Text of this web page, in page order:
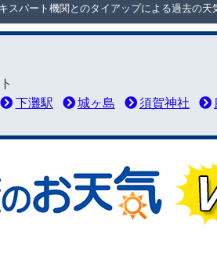
パート機関とのタイアップによる過去の天
下灘駅 城ヶ島 須賀神社